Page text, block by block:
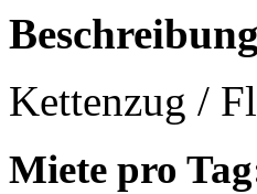
Kettenzug /
Miete pro